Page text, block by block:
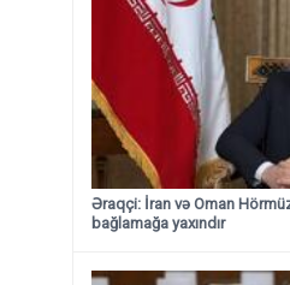
Əraqçi: İran və Oman
bağlamağa yaxındır